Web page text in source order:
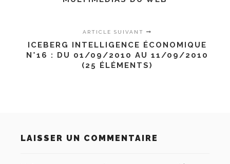
ARTICLE SUIVANT
ICEBERG INTELLIGENCE ÉCONOMIQUE
N°16 : DU 01/09/2010 AU 11/09/2010
(25 ÉLÉMENTS)
LAISSER UN COMMENTAIRE